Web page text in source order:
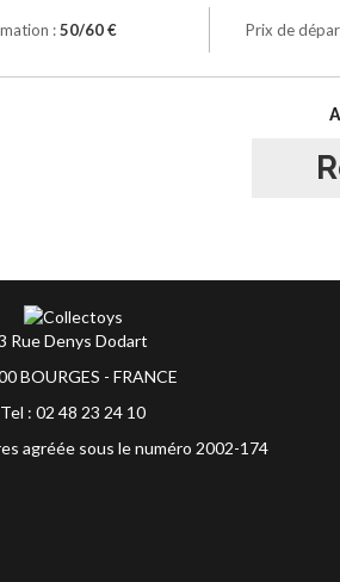
:50/60 € Prix de
Rue Denys Dodart
BOURGES - FRANCE
Tel : 02 48 23 24 10
agréée sous le numéro 2002-174